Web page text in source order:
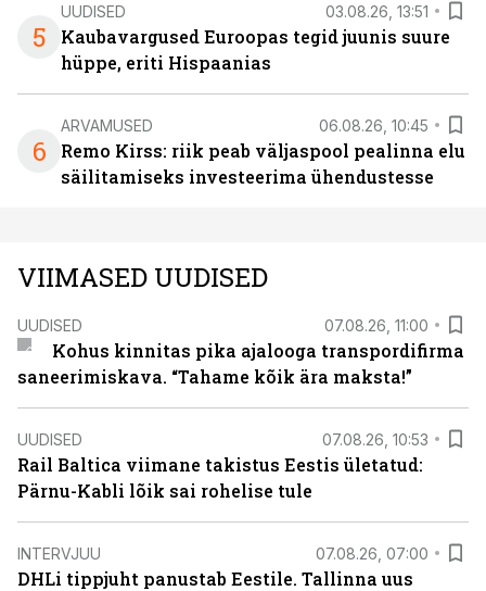
5
UUDISED 03.08.26, 13:51
Kaubavargused Euroopas tegid juunis suure
hüppe, eriti Hispaanias
6
ARVAMUSED 06.08.26, 10:45
Remo Kirss: riik peab väljaspool pealinna elu
säilitamiseks investeerima ühendustesse
VIIMASED UUDISED
UUDISED 07.08.26, 11:00
Kohus kinnitas pika ajalooga transpordifirma
saneerimiskava. “Tahame kõik ära maksta!”
UUDISED 07.08.26, 10:53
Rail Baltica viimane takistus Eestis ületatud:
Pärnu-Kabli lõik sai rohelise tule
INTERVJUU 07.08.26, 07:00
DHLi tippjuht panustab Eestile. Tallinna uus